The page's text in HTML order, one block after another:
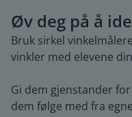
Øv deg på å
Bruk sirkel
vinkler med elevene
Gi dem gjenstander
dem følge med fra